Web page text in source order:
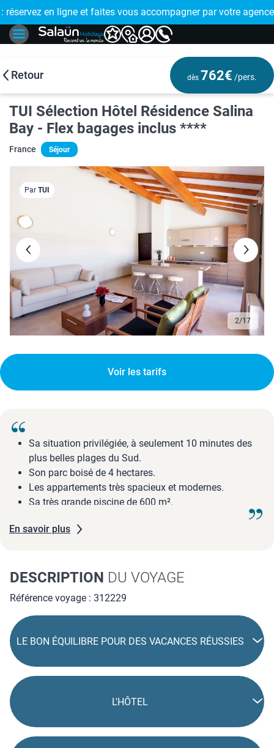
!
: réservez en ligne et faites vous accompagner par votre
🤩
Retour dès 762€ /pers.
TUI Sélection Hôtel Résidence Salina
Bay - Flex bagages inclus ****
France Séjour
2/17
Par TUI
Voir les tarifs
Sa situation privilégiée, à seulement 10 minutes des
plus belles plages du Sud.
Son parc boisé de 4 hectares.
Les appartements très spacieux et modernes.
Sa très grande piscine de 600 m².
En savoir plus
DESCRIPTION DU VOYAGE
Référence voyage : 312229
LE BON ÉQUILIBRE POUR DES VACANCES RÉUSSIES
L'HÔTEL